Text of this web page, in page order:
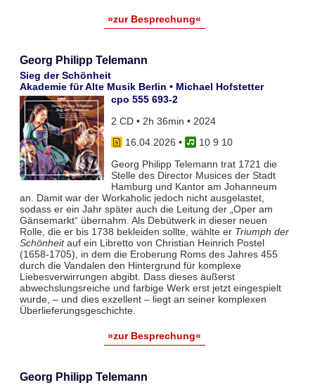
»zur Besprechung«
Georg Philipp Telemann
Sieg der Schönheit
Akademie für Alte Musik Berlin • Michael Hofstetter
cpo 555 693-2
2 CD • 2h 36min • 2024
16.04.2026 •
10 9 10
Georg Philipp Telemann trat 1721 die
Stelle des Director Musices der Stadt
Hamburg und Kantor am Johanneum
an. Damit war der Workaholic jedoch nicht ausgelastet,
sodass er ein Jahr später auch die Leitung der „Oper am
Gänsemarkt“ übernahm. Als Debütwerk in dieser neuen
Rolle, die er bis 1738 bekleiden sollte, wählte er Triumph der
Schönheitauf ein Libretto von Christian Heinrich Postel
(1658-1705), in dem die Eroberung Roms des Jahres 455
durch die Vandalen den Hintergrund für komplexe
Liebesverwirrungen abgibt. Dass dieses äußerst
abwechslungsreiche und farbige Werk erst jetzt eingespielt
wurde, – und dies exzellent – liegt an seiner komplexen
Überlieferungsgeschichte.
»zur Besprechung«
Georg Philipp Telemann